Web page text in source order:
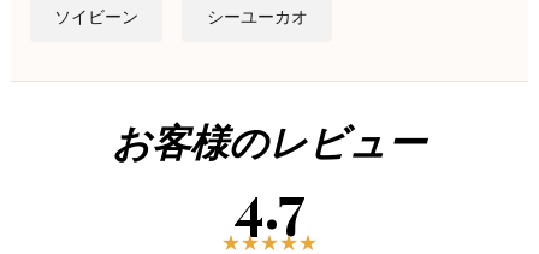
ソイビーン シーユーカオ
お客様のレビュー
4.7
★★★★★